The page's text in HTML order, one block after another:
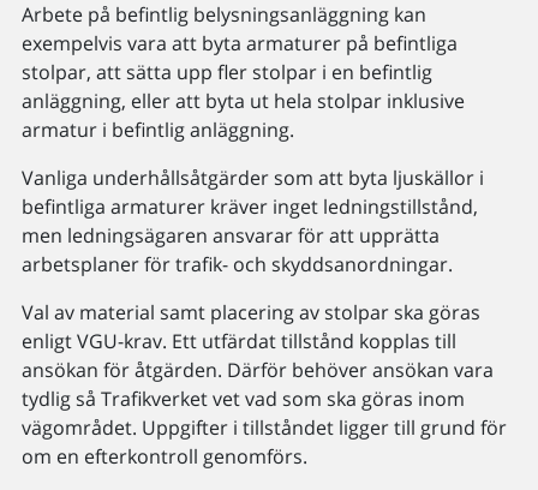
Arbete på befintlig belysningsanläggning kan
exempelvis vara att byta armaturer på befintliga
stolpar, att sätta upp fler stolpar i en befintlig
anläggning, eller att byta ut hela stolpar inklusive
armatur i befintlig anläggning.
Vanliga underhållsåtgärder som att byta ljuskällor i
befintliga armaturer kräver inget ledningstillstånd,
men ledningsägaren ansvarar för att upprätta
arbetsplaner för trafik- och skyddsanordningar.
Val av material samt placering av stolpar ska göras
enligt VGU-krav. Ett utfärdat tillstånd kopplas till
ansökan för åtgärden. Därför behöver ansökan vara
tydlig så Trafikverket vet vad som ska göras inom
vägområdet. Uppgifter i tillståndet ligger till grund för
om en efterkontroll genomförs.